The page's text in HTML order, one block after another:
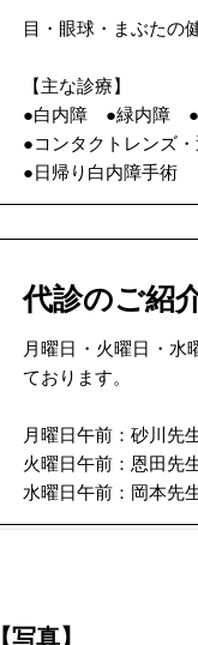
目・眼球・まぶたの
【主な診療】
●白内障 ●緑内障 ●
●コンタクトレンズ
●日帰り白内障手術
代診のご紹
月曜日・火曜日・水
ております。
月曜日午前：砂川先
火曜日午前：恩田先
水曜日午前：岡本先
【写真】